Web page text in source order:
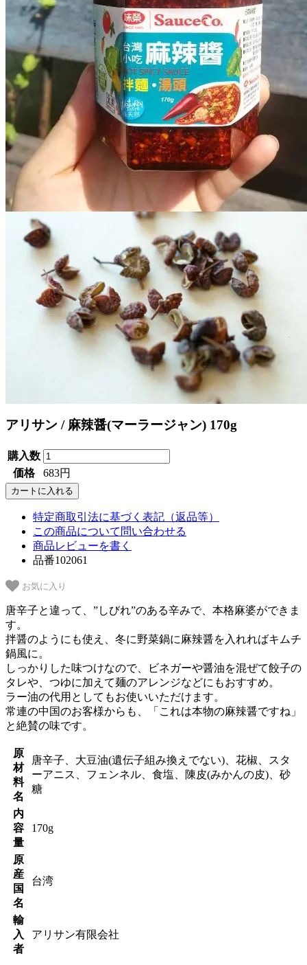
アリサン / 麻辣醤(マーラージャン) 170g
購入数
価格
683円
特定商取引法に基づく表記（返品等）
この商品について問い合わせる
商品レビューを書く
品番102061
お気に入り
唐辛子と違って、”しびれ”のある辛みで、本格麻婆ができま
す。
拌醤のようにも使え、冬に野菜鍋に麻辣醤を入れればキムチ
鍋風に。
しっかりした味つけなので、ビネガーや醤油を混ぜて餃子の
タレや、つゆに加えて麺のアレンジなどにもおすすめ。
ラー油の代用としてもお使いいただけます。
常連の中国のお客様からも、「これは本物の麻辣醤ですね」
と絶賛の味です。
原
材
料
名
唐辛子、大豆油(遺伝子組み換えでない)、花椒、スタ
ーアニス、フェンネル、食塩、陳皮(みかんの皮)、砂
糖
内
容
量
170g
原
産
国
名
台湾
輸
入
者
アリサン有限会社